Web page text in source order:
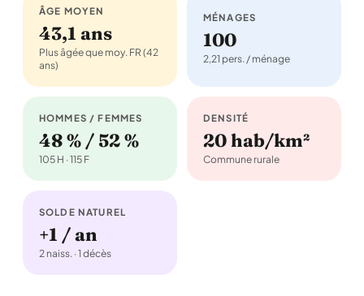
ÂGE MOYEN
43,1 ans
Plus âgée que moy. FR (42
ans)
MÉNAGES
100
2,21 pers. / ménage
HOMMES / FEMMES
48 % / 52 %
105 H · 115 F
DENSITÉ
20 hab/km²
Commune rurale
SOLDE NATUREL
+1 / an
2 naiss. · 1 décès